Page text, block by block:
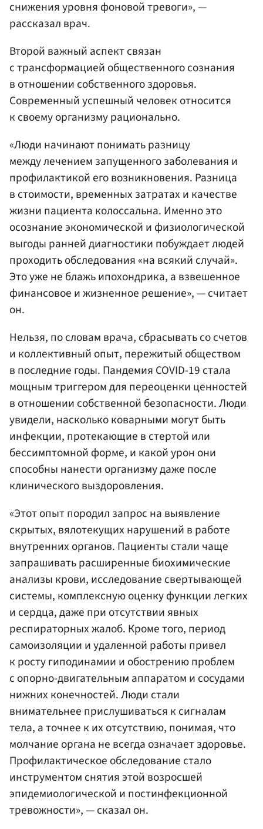
снижения уровня фоновой тревоги», —
рассказал врач.
Второй важный аспект связан
с трансформацией общественного сознания
в отношении собственного здоровья.
Современный успешный человек относится
к своему организму рационально.
«Люди начинают понимать разницу
между лечением запущенного заболевания и
профилактикой его возникновения. Разница
в стоимости, временных затратах и качестве
жизни пациента колоссальна. Именно это
осознание экономической и физиологической
выгоды ранней диагностики побуждает людей
проходить обследования «на всякий случай».
Это уже не блажь ипохондрика, а взвешенное
финансовое и жизненное решение», — считает
он.
Нельзя, по словам врача, сбрасывать со счетов
и коллективный опыт, пережитый обществом
в последние годы. Пандемия COVID-19 стала
мощным триггером для переоценки ценностей
в отношении собственной безопасности. Люди
увидели, насколько коварными могут быть
инфекции, протекающие в стертой или
бессимптомной форме, и какой урон они
способны нанести организму даже после
клинического выздоровления.
«Этот опыт породил запрос на выявление
скрытых, вялотекущих нарушений в работе
внутренних органов. Пациенты стали чаще
запрашивать расширенные биохимические
анализы крови, исследование свертывающей
системы, комплексную оценку функции легких
и сердца, даже при отсутствии явных
респираторных жалоб. Кроме того, период
самоизоляции и удаленной работы привел
к росту гиподинамии и обострению проблем
с опорно-двигательным аппаратом и сосудами
нижних конечностей. Люди стали
внимательнее прислушиваться к сигналам
тела, а точнее к их отсутствию, понимая, что
молчание органа не всегда означает здоровье.
Профилактическое обследование стало
инструментом снятия этой возросшей
эпидемиологической и постинфекционной
тревожности», — сказал он.